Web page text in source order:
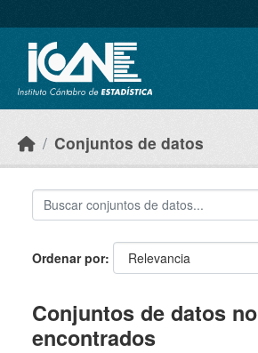
Conjuntos de datos
Ordenar por
Conjuntos de datos no
encontrados